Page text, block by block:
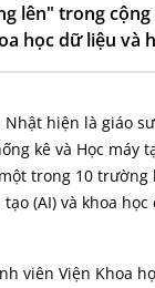
lên" trong
học dữ liệu và
Nhật hiện là giáo
kê và Học máy
trong 10 trường
(AI) và khoa học
viên Viện Khoa